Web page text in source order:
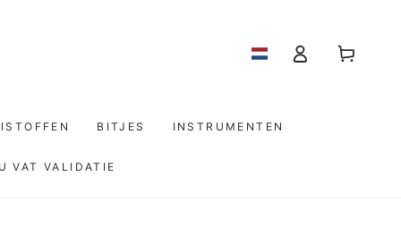
BITJES INSTRUMENTEN
VAT VALIDATIE
Log
in
Winkelwagen